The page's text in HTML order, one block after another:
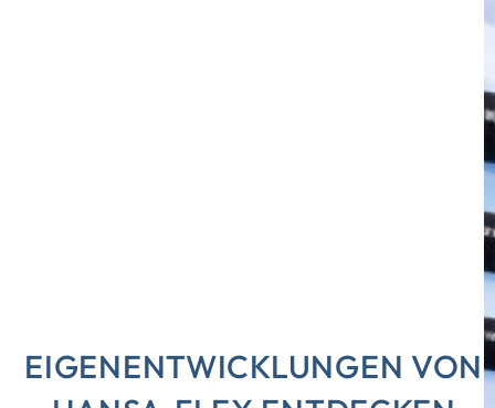
EIGENENTWICKLUNGEN VON